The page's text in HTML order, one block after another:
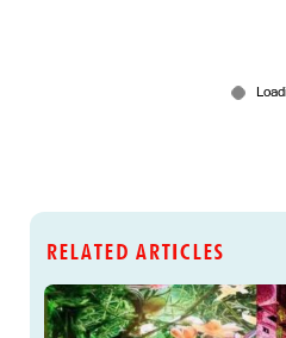
RELATED ARTICLES